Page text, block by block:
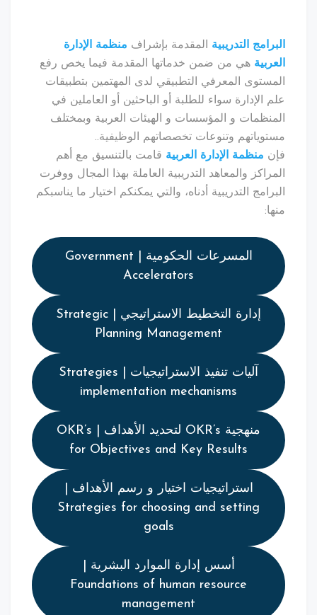
البرامج التدريبية المقدمة بإشراف منظمة الإدارة
العربية هي من ضمن خدماتها المقدمة فيما يخص رفع
المستوى المعرفي التطبيقي لدى المهتمين بتطبيقات
علم الإدارة سواء للطلبة أو الباحثين أو العاملين في
المنظمات و المؤسسات و الهيئات العربية وبمختلف
مستوياتهم وتنوعات تخصصاتهم الوظيفية..
فإن منظمة الإدارة العربية قامت بالتنسيق مع أهم
المراكز والمعاهد التدريبية العاملة بهذا المجال ووفرت
البرامج التدريبية أدناه، والتي يمكنكم اختيار ما يناسبكم
منها:
المسرعات الحكومية | Government
Accelerators
إدارة التخطيط الاستراتيجي | Strategic
Planning Management
آليات تنفيذ الاستراتيجيات | Strategies
implementation mechanisms
منهجية OKR’s لتحديد الأهداف | OKR’s
for Objectives and Key Results
استراتيجيات اختيار و رسم الأهداف |
Strategies for choosing and setting
goals
أسس إدارة الموارد البشرية |
Foundations of human resource
management